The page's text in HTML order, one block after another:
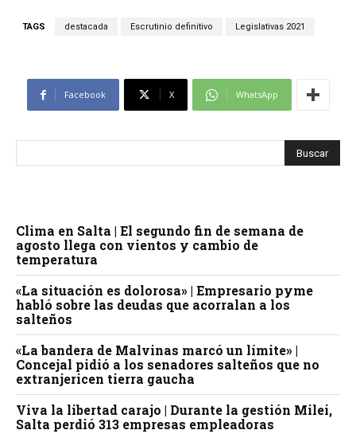
TAGS destacada Escrutinio definitivo Legislativas 2021
Facebook X WhatsApp
Clima en Salta | El segundo fin de semana de
agosto llega con vientos y cambio de
temperatura
«La situación es dolorosa» | Empresario pyme
habló sobre las deudas que acorralan a los
salteños
«La bandera de Malvinas marcó un límite» |
Concejal pidió a los senadores salteños que no
extranjericen tierra gaucha
Viva la libertad carajo | Durante la gestión Milei,
Salta perdió 313 empresas empleadoras